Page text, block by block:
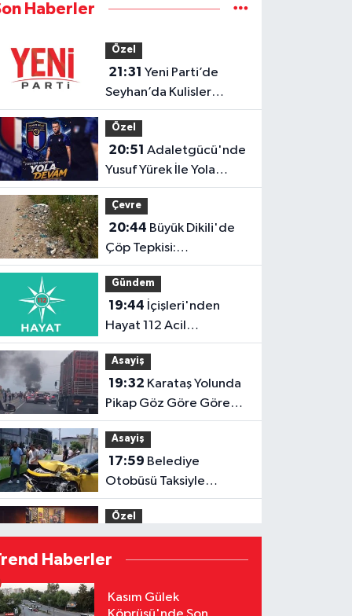
Haberler
Özel
21:31
Seyhan’da Kulisler
Hareketlendi!
Özel
20:51
Yusuf Yürek İle Yola
Devam
Çevre
20:44
Çöp Tepkisi:
"Zehirleniyoruz"
Gündem
19:44
Hayat 112 Acil
Uygulamasına Yeni
Tanıtım Videosu
Asayiş
19:32
Pikap Göz Göre Göre
Yandı!
Asayiş
17:59
Otobüsü Taksiyle
Çarpıştı: Yaralılar
Hastaneye Kaldırıldı
Özel
17:52Menderes
Kutlu'dan Devlet
forması
Özel
Haberler
Kasım Gülek